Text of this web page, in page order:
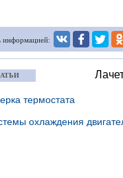
информацией:
термостата
охлаждения